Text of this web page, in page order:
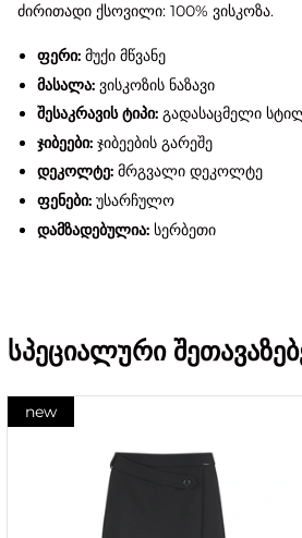
ძირითადი ქსოვილი: 100% ვისკოზა.
ფერი:მუქი მწვანე
მასალა:ვისკოზის ნაზავი
შესაკრავის ტიპი:გადასაცმელი
ჯიბეები:ჯიბეების გარეშე
დეკოლტე:მრგვალი დეკოლტე
ფენები:უსარჩულო
დამზადებულია:სერბეთი
სპეციალური
new